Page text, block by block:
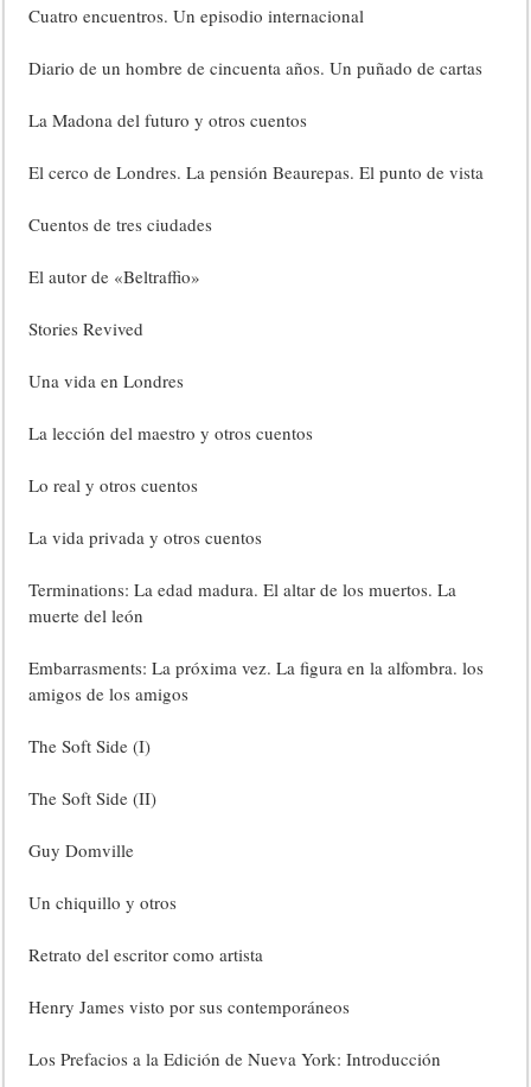
Cuatro encuentros. Un episodio internacional
Diario de un hombre de cincuenta años. Un puñado de cartas
La Madona del futuro y otros cuentos
El cerco de Londres. La pensión Beaurepas. El punto de vista
Cuentos de tres ciudades
El autor de «Beltraffio»
Stories Revived
Una vida en Londres
La lección del maestro y otros cuentos
Lo real y otros cuentos
La vida privada y otros cuentos
Terminations: La edad madura. El altar de los muertos. La
muerte del león
Embarrasments: La próxima vez. La figura en la alfombra. los
amigos de los amigos
The Soft Side (I)
The Soft Side (II)
Guy Domville
Un chiquillo y otros
Retrato del escritor como artista
Henry James visto por sus contemporáneos
Los Prefacios a la Edición de Nueva York: Introducción